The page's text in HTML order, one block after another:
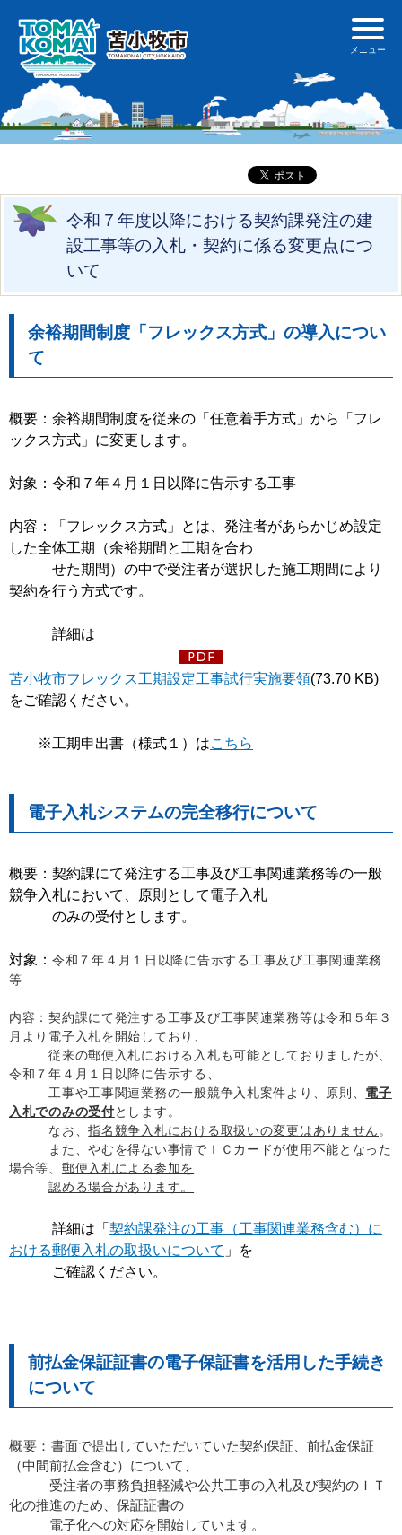
令和７年度以降における契約課発注の建
設工事等の入札・契約に係る変更点につ
いて
余裕期間制度「フレックス方式」の導入につい
て
概要：余裕期間制度を従来の「任意着手方式」から「フレ
ックス方式」に変更します。
対象：令和７年４月１日以降に告示する工事
内容：「フレックス方式」とは、発注者があらかじめ設定
した全体工期（余裕期間と工期を合わ
せた期間）の中で受注者が選択した施工期間により
契約を行う方式です。
詳細は
苫小牧市フレックス工期設定工事試行実施要領(73.70 KB)
をご確認ください。
※工期申出書（様式１）はこちら
電子入札システムの完全移行について
概要：契約課にて発注する工事及び工事関連業務等の一般
競争入札において、原則として電子入札
のみの受付とします。
対象： 令和７年４月１日以降に告示する工事及び工事関連業務
等
内容：契約課にて発注する工事及び工事関連業務等は令和５年３
月より電子入札を開始しており、
従来の郵便入札における入札も可能としておりましたが、
令和７年４月１日以降に告示する、
工事や工事関連業務の一般競争入札案件より、原則、 電子
入札でのみの受付とします。
なお、指名競争入札における取扱いの変更はありません 。
また、やむを得ない事情でＩＣカードが使用不能となった
場合等、 郵便入札による参加を
認める場合があります。
詳細は「 契約課発注の工事（工事関連業務含む）に
おける郵便入札の取扱いについて 」を
ご確認ください。
前払金保証証書の電子保証書を活用した手続き
について
概要：書面で提出していただいていた契約保証、前払金保証
（中間前払金含む）について、
受注者の事務負担軽減や公共工事の入札及び契約のＩＴ
化の推進のため、保証証書の
電子化への対応を開始しています。